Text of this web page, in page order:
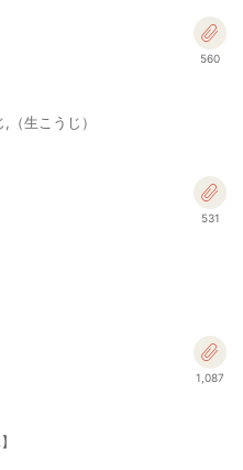
560
（生こうじ）
531
1,087